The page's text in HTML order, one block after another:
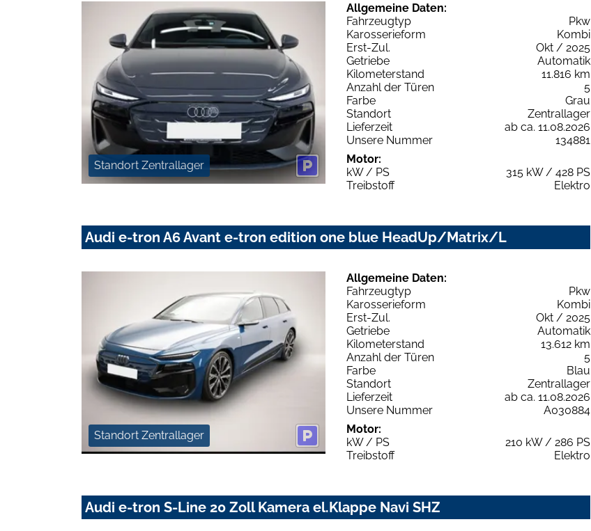
Standort Zentrallager
Allgemeine Daten:
Fahrzeugtyp
Pkw
Karosserieform
Kombi
Erst-Zul.
Okt / 2025
Getriebe
Automatik
Kilometerstand
11.816 km
Anzahl der Türen
5
Farbe
Grau
Standort
Zentrallager
Lieferzeit
ab ca. 11.08.2026
Unsere Nummer
134881
Motor:
kW / PS
315 kW / 428 PS
Treibstoff
Elektro
Audi e-tron A6 Avant e-tron edition one blue HeadUp/Matrix/L
Standort Zentrallager
Allgemeine Daten:
Fahrzeugtyp
Pkw
Karosserieform
Kombi
Erst-Zul.
Okt / 2025
Getriebe
Automatik
Kilometerstand
13.612 km
Anzahl der Türen
5
Farbe
Blau
Standort
Zentrallager
Lieferzeit
ab ca. 11.08.2026
Unsere Nummer
A030884
Motor:
kW / PS
210 kW / 286 PS
Treibstoff
Elektro
Audi e-tron S-Line 20 Zoll Kamera el.Klappe Navi SHZ